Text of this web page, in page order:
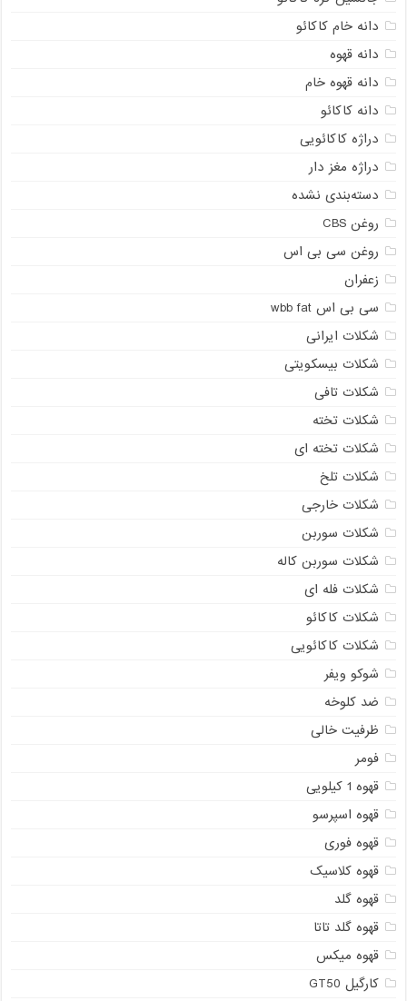
دانه خام کاکائو
دانه قهوه
دانه قهوه خام
دانه کاکائو
دراژه کاکائویی
دراژه مغز دار
دسته‌بندی نشده
روغن CBS
روغن سی بی اس
زعفران
سی بی اس wbb fat
شکلات ایرانی
شکلات بیسکویتی
شکلات تافی
شکلات تخته
شکلات تخته ای
شکلات تلخ
شکلات خارجی
شکلات سوربن
شکلات سوربن کاله
شکلات فله ای
شکلات کاکائو
شکلات کاکائویی
شوکو ویفر
ضد کلوخه
ظرفیت خالی
فومر
قهوه 1 کیلویی
قهوه اسپرسو
قهوه فوری
قهوه کلاسیک
قهوه گلد
قهوه گلد تاتا
قهوه میکس
کارگیل GT50